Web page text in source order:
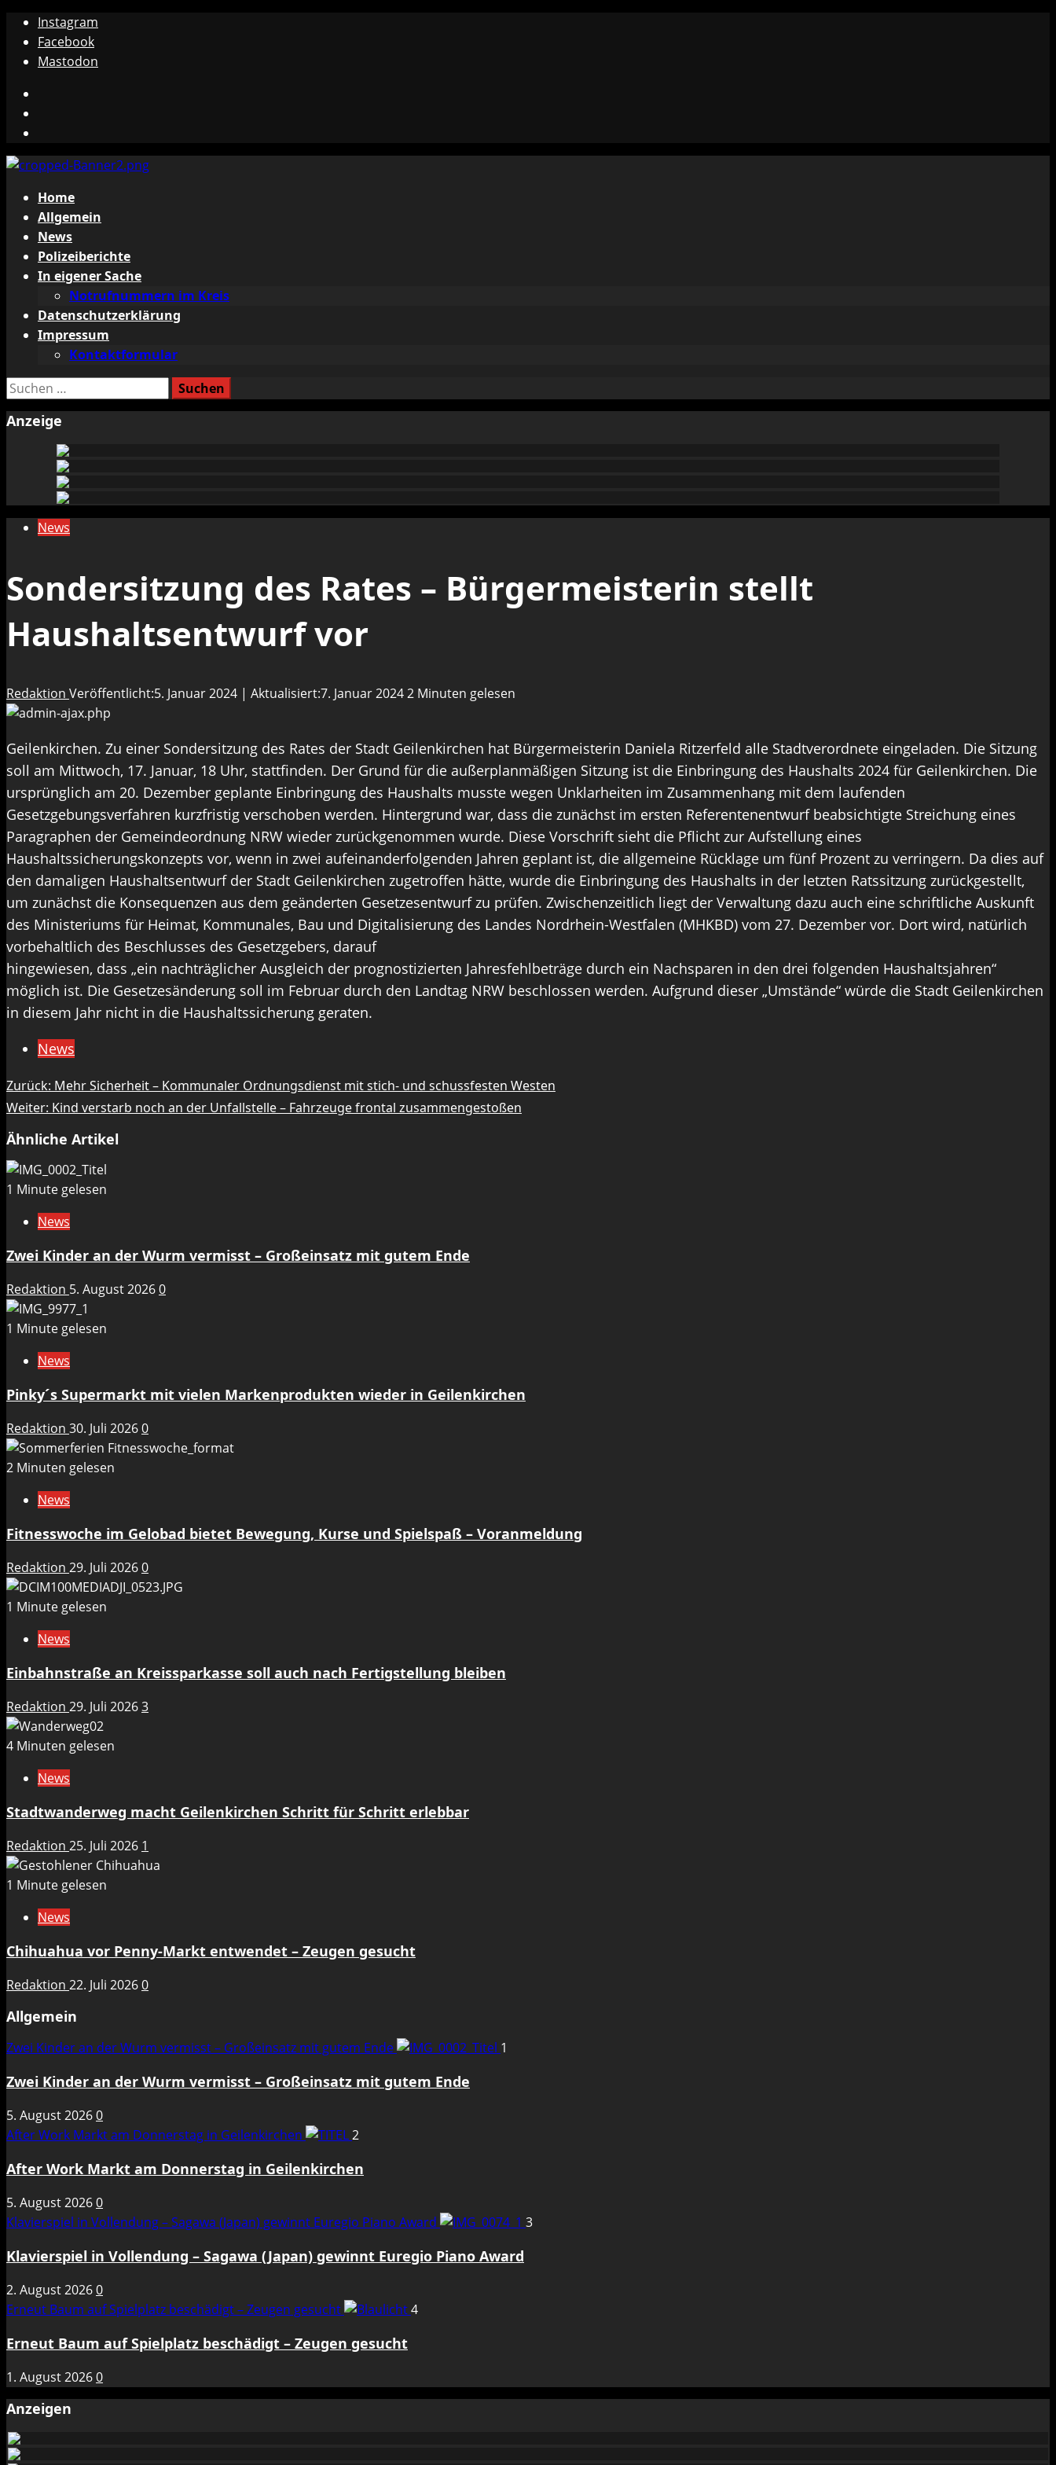
Zum
Inhalt
springen
Instagram
Facebook
Mastodon
Primäres
Menü
Home
Allgemein
News
Polizeiberichte
In eigener Sache
Notrufnummern im Kreis
Datenschutzerklärung
Impressum
Kontaktformular
Suchen
Anzeige
News
Sondersitzung des Rates – Bürgermeisterin stellt
Haushaltsentwurf vor
Redaktion Veröffentlicht:5. Januar 2024 | Aktualisiert:7. Januar 20242 Minuten gelesen
Geilenkirchen. Zu einer Sondersitzung des Rates der Stadt Geilenkirchen hat Bürgermeisterin Daniela Ritzerfeld alle Stadtverordnete eingeladen. Die Sitzung
soll am Mittwoch, 17. Januar, 18 Uhr, stattfinden. Der Grund für die außerplanmäßigen Sitzung ist die Einbringung des Haushalts 2024 für Geilenkirchen. Die
ursprünglich am 20. Dezember geplante Einbringung des Haushalts musste wegen Unklarheiten im Zusammenhang mit dem laufenden
Gesetzgebungsverfahren kurzfristig verschoben werden. Hintergrund war, dass die zunächst im ersten Referentenentwurf beabsichtigte Streichung eines
Paragraphen der Gemeindeordnung NRW wieder zurückgenommen wurde. Diese Vorschrift sieht die Pflicht zur Aufstellung eines
Haushaltssicherungskonzepts vor, wenn in zwei aufeinanderfolgenden Jahren geplant ist, die allgemeine Rücklage um fünf Prozent zu verringern. Da dies auf
den damaligen Haushaltsentwurf der Stadt Geilenkirchen zugetroffen hätte, wurde die Einbringung des Haushalts in der letzten Ratssitzung zurückgestellt,
um zunächst die Konsequenzen aus dem geänderten Gesetzesentwurf zu prüfen. Zwischenzeitlich liegt der Verwaltung dazu auch eine schriftliche Auskunft
des Ministeriums für Heimat, Kommunales, Bau und Digitalisierung des Landes Nordrhein-Westfalen (MHKBD) vom 27. Dezember vor. Dort wird, natürlich
vorbehaltlich des Beschlusses des Gesetzgebers, darauf
hingewiesen, dass „ein nachträglicher Ausgleich der prognostizierten Jahresfehlbeträge durch ein Nachsparen in den drei folgenden Haushaltsjahren“
möglich ist. Die Gesetzesänderung soll im Februar durch den Landtag NRW beschlossen werden. Aufgrund dieser „Umstände“ würde die Stadt Geilenkirchen
in diesem Jahr nicht in die Haushaltssicherung geraten.
News
Beitragsnavigation
Zurück: Mehr Sicherheit – Kommunaler Ordnungsdienst mit stich- und schussfesten Westen
Weiter: Kind verstarb noch an der Unfallstelle – Fahrzeuge frontal zusammengestoßen
Ähnliche Artikel
1 Minute gelesen
News
Zwei Kinder an der Wurm vermisst – Großeinsatz mit gutem Ende
Redaktion 5. August 20260
1 Minute gelesen
News
Pinky´s Supermarkt mit vielen Markenprodukten wieder in Geilenkirchen
Redaktion 30. Juli 20260
2 Minuten gelesen
News
Fitnesswoche im Gelobad bietet Bewegung, Kurse und Spielspaß – Voranmeldung
Redaktion 29. Juli 20260
1 Minute gelesen
News
Einbahnstraße an Kreissparkasse soll auch nach Fertigstellung bleiben
Redaktion 29. Juli 20263
4 Minuten gelesen
News
Stadtwanderweg macht Geilenkirchen Schritt für Schritt erlebbar
Redaktion 25. Juli 2026 1
1 Minute gelesen
News
Chihuahua vor Penny-Markt entwendet – Zeugen gesucht
Redaktion 22. Juli 20260
Allgemein
Zwei Kinder an der Wurm vermisst – Großeinsatz mit gutem Ende 1
Zwei Kinder an der Wurm vermisst – Großeinsatz mit gutem Ende
5. August 20260
After Work Markt am Donnerstag in Geilenkirchen
2
After Work Markt am Donnerstag in Geilenkirchen
5. August 20260
Klavierspiel in Vollendung – Sagawa (Japan) gewinnt Euregio Piano Award
3
Klavierspiel in Vollendung – Sagawa (Japan) gewinnt Euregio Piano Award
2. August 20260
Erneut Baum auf Spielplatz beschädigt – Zeugen gesucht
4
Erneut Baum auf Spielplatz beschädigt – Zeugen gesucht
1. August 20260
Anzeigen